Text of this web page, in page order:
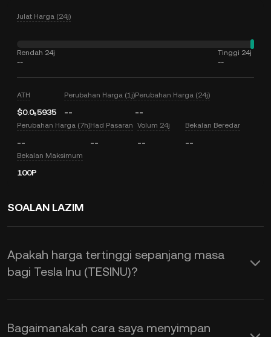
Julat Harga (24j)
Rendah 24j
--
Tinggi 24j
--
ATH
$0.0₅5935
Perubahan Harga (1j)
--
Perubahan Harga (24j)
--
Perubahan Harga (7h)
--
Had Pasaran
--
Volum 24j
--
Bekalan Beredar
--
Bekalan Maksimum
100P
SOALAN LAZIM
Apakah harga tertinggi sepanjang masa
bagi Tesla Inu (TESINU)?
Bagaimanakah cara saya menyimpan